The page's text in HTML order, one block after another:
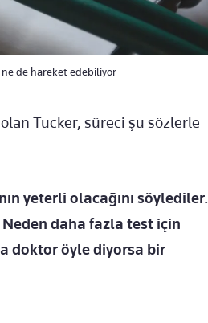
ne de hareket edebiliyor
Tucker, süreci şu sözlerle
yeterli olacağını söylediler.
daha fazla test için
doktor öyle diyorsa bir